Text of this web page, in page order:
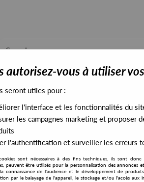
STOCK EXCLUSIVES
EP ( 2021 Repress)
autorisez-vous à utiliser
seront utiles pour :
l'interface et les fonctionnalités du
les campagnes marketing et proposer
l'authentification et surveiller les erreurs
sont nécessaires à des fins techniques, ils sont donc
peuvent être utilisés pour la personnalisation des annonces
connaissance de l'audience et le développement de
par le balayage de l'appareil, le stockage et/ou l'accès aux